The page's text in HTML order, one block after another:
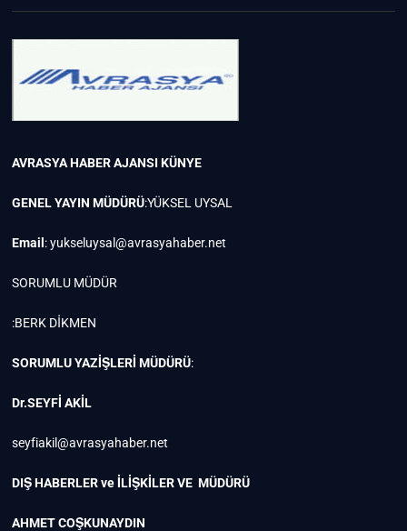
AVRASYA HABER AJANSIKÜNYE
GENEL YAYIN MÜDÜRÜ:YÜKSEL UYSAL
Email :yukseluysal@avrasyahaber.net
SORUMLU MÜDÜR
:BERK DİKMEN
SORUMLU YAZİŞLERİ MÜDÜRÜ:
Dr.SEYFİ AKİL
seyfiakil@avrasyahaber.net
DIŞ HABERLER ve İLİŞKİLER VE MÜDÜRÜ
AHMET COŞKUNAYDIN